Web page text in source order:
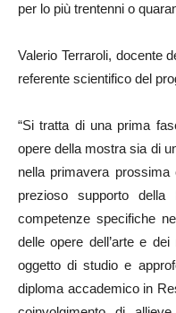
per lo più trentenni o
Valerio Terraroli, docente
referente scientifico del
“Si tratta di una prima
opere della mostra sia di
nella primavera
prezioso supporto
competenze specifiche
delle opere dell’arte e
oggetto di studio e
diploma accademico in